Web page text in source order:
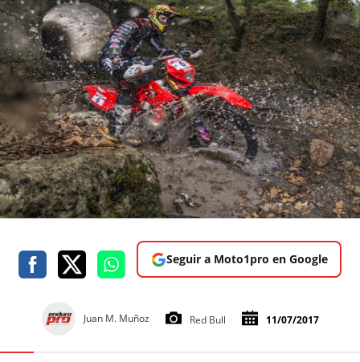
Seguir a Moto1pro en Google
Juan M. Muñoz Red Bull 11/07/2017